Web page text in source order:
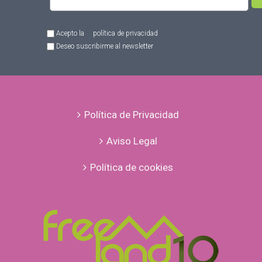
Acepto la
política de privacidad
Deseo suscribirme al newsletter
Política de Privacidad
Aviso Legal
Política de cookies